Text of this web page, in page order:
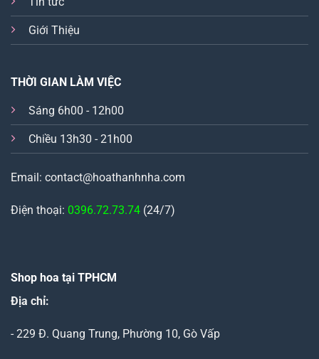
Giới Thiệu
THỜI GIAN LÀM VIỆC
Sáng 6h00 - 12h00
Chiều 13h30 - 21h00
Email: contact@hoathanhnha.com
Điện thoại: 0396.72.73.74 (24/7)
Shop hoa tại TPHCM
Địa chỉ:
- 229 Đ. Quang Trung, Phường 10, Gò Vấp